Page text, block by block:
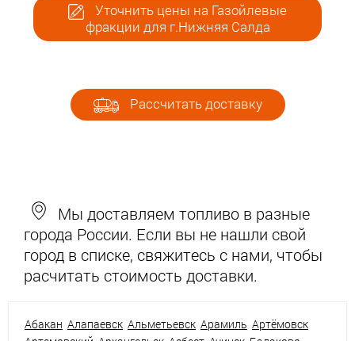
Уточнить цены на Газойлевые
фракции для г.Нижняя Салда
Рассчитать доставку
Мы доставляем топливо в разные
города России. Если вы не нашли свой
город в списке, свяжитесь с нами, чтобы
расчитать стоимость доставки.
Абакан Алапаевск Альметьевск Арамиль Артёмовск